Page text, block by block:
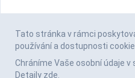
Tato stránka v rámci
používání a dostupnosti
Chráníme Vaše osobní údaje v
Detaily zde.